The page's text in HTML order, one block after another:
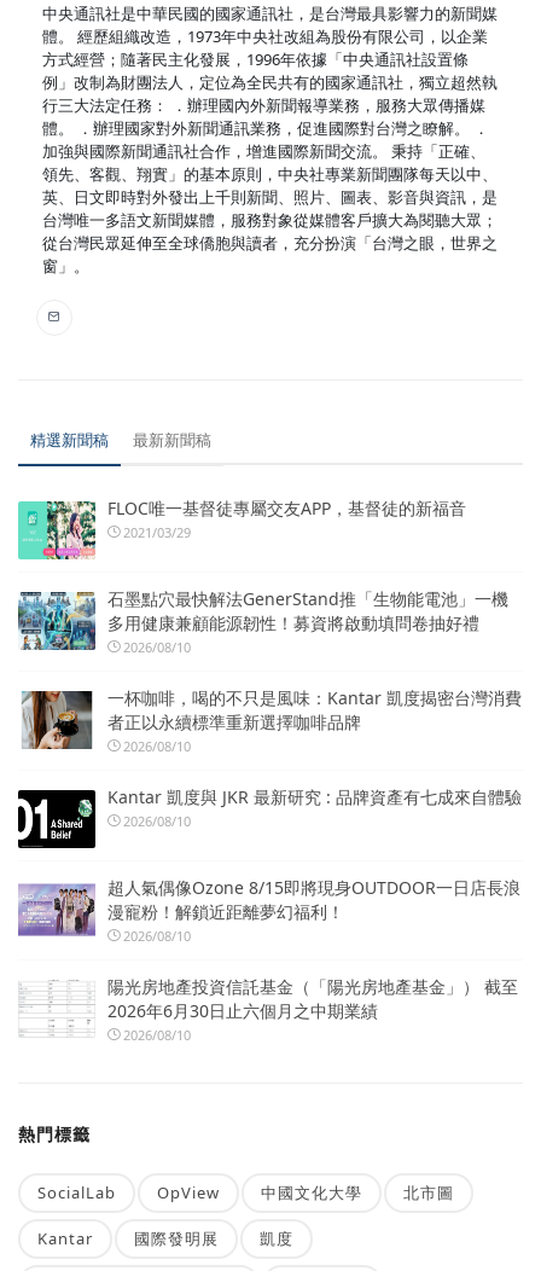
中央通訊社是中華民國的國家通訊社，是台灣最具影響力的新聞媒
體。 經歷組織改造，1973年中央社改組為股份有限公司，以企業
方式經營；隨著民主化發展，1996年依據「中央通訊社設置條
例」改制為財團法人，定位為全民共有的國家通訊社，獨立超然執
行三大法定任務： ．辦理國內外新聞報導業務，服務大眾傳播媒
體。 ．辦理國家對外新聞通訊業務，促進國際對台灣之瞭解。 ．
加強與國際新聞通訊社合作，增進國際新聞交流。 秉持「正確、
領先、客觀、翔實」的基本原則，中央社專業新聞團隊每天以中、
英、日文即時對外發出上千則新聞、照片、圖表、影音與資訊，是
台灣唯一多語文新聞媒體，服務對象從媒體客戶擴大為閱聽大眾；
從台灣民眾延伸至全球僑胞與讀者，充分扮演「台灣之眼，世界之
窗」。
精選新聞稿 最新新聞稿
FLOC唯一基督徒專屬交友APP，基督徒的新福音
2021/03/29
石墨點穴最快解法GenerStand推「生物能電池」一機
多用健康兼顧能源韌性！募資將啟動填問卷抽好禮
2026/08/10
一杯咖啡，喝的不只是風味：Kantar 凱度揭密台灣消費
者正以永續標準重新選擇咖啡品牌
2026/08/10
Kantar 凱度與 JKR 最新研究 : 品牌資產有七成來自體驗
2026/08/10
超人氣偶像Ozone 8/15即將現身OUTDOOR一日店長浪
漫寵粉！解鎖近距離夢幻福利！
2026/08/10
陽光房地產投資信託基金（「陽光房地產基金」） 截至
2026年6月30日止六個月之中期業績
2026/08/10
熱門標籤
SocialLab OpView 中國文化大學 北市圖
Kantar 國際發明展 凱度